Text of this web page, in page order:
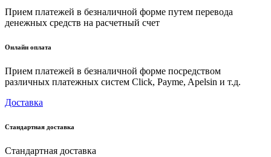
Прием платежей в безналичной форме путем перевода
денежных средств на расчетный счет
Онлайн оплата
Прием платежей в безналичной форме посредством
различных платежных систем Click, Payme, Apelsin и т.д.
Доставка
Стандартная доставка
Стандартная доставка